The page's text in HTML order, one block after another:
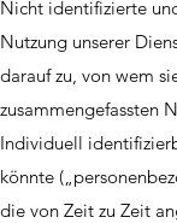
Nicht identifizierte
Nutzung unserer
darauf zu, von wem
zusammengefassten
Individuell
könnte
die von Zeit zu Zeit